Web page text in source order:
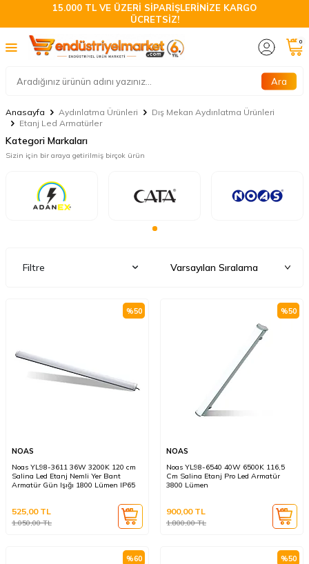
15.000 TL VE ÜZERİ SİPARİŞLERİNİZE KARGO
ÜCRETSİZ!
Ara
0
Anasayfa Aydınlatma Ürünleri
Dış Mekan Aydınlatma Ürünleri
Etanj Led Armatürler
Kategori Markaları
Sizin için bir araya getirilmiş birçok ürün
Filtre
%50
NOAS
Noas YL98-3611 36W 3200K 120 cm
Salina Led Etanj Nemli Yer Bant
Armatür Gün Işığı 1800 Lümen IP65
1.050,00TL
525,00TL
%50
NOAS
Noas YL98-6540 40W 6500K 116,5
Cm Salina Etanj Pro Led Armatür
3800 Lümen
1.800,00TL
900,00TL
%60 %50